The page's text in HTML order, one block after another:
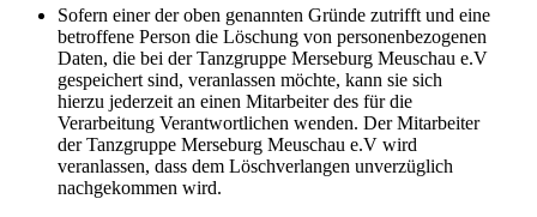
Sofern einer der oben genannten Gründe zutrifft und eine
betroffene Person die Löschung von personenbezogenen
Daten, die bei der Tanzgruppe Merseburg Meuschau e.V
gespeichert sind, veranlassen möchte, kann sie sich
hierzu jederzeit an einen Mitarbeiter des für die
Verarbeitung Verantwortlichen wenden. Der Mitarbeiter
der Tanzgruppe Merseburg Meuschau e.V wird
veranlassen, dass dem Löschverlangen unverzüglich
nachgekommen wird.